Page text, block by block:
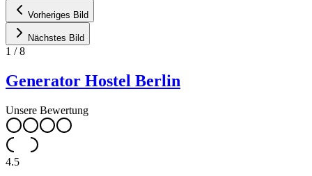
Vorheriges Bild
Nächstes Bild
1 /8
Generator Hostel Berlin
Unsere Bewertung
4.5